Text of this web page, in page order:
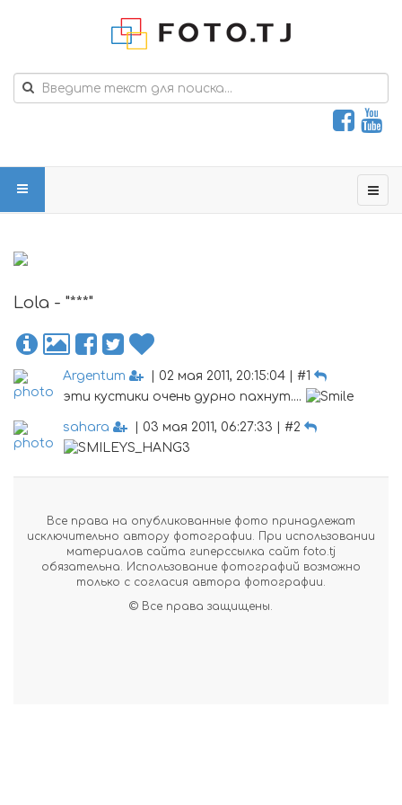
Lola - "***"
Argentum
| 02 мая 2011, 20:15:04 | #1
эти кустики очень дурно пахнут....
sahara | 03 мая 2011, 06:27:33 | #2
Все права на опубликованные фото принадлежат
исключительно автору фотографии. При использовании
материалов сайта гиперссылка сайт foto.tj
обязательна. Использование фотографий возможно
только с согласия автора фотографии.
© Все права защищены.